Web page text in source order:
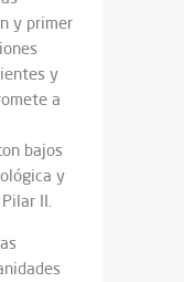
y primer
y
a
bajos
y
II.